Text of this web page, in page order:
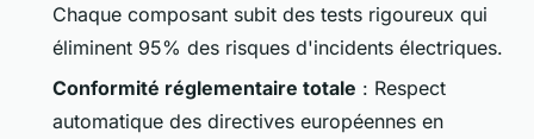
Chaque composant subit des tests rigoureux qui
éliminent 95% des risques d'incidents électriques.
Conformité réglementaire totale : Respect
automatique des directives européennes en